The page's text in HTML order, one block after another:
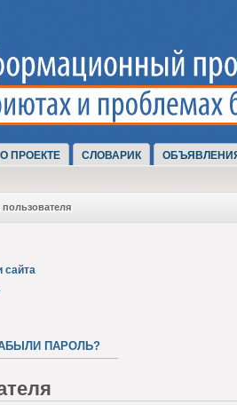
О ПРОЕКТЕ СЛОВАРИК
сайта
ПАРОЛЬ?